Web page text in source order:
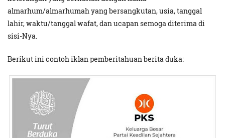
almarhum/almarhumah yang bersangkutan, usia, tanggal
lahir, waktu/tanggal wafat, dan ucapan semoga diterima di
sisi-Nya.
Berikut ini contoh iklan pemberitahuan berita duka: